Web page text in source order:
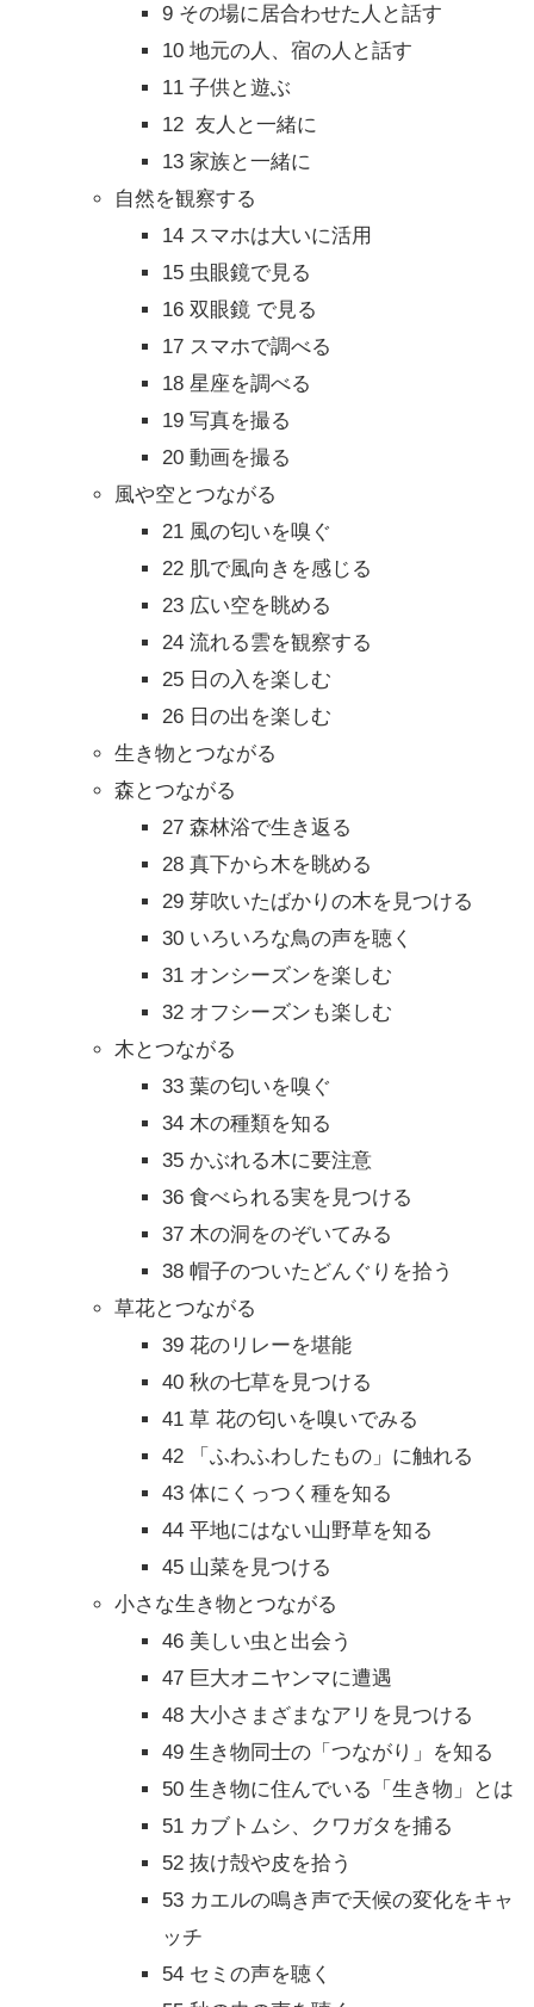
9 その場に居合わせた人と話す
10 地元の人、宿の人と話す
11 子供と遊ぶ
12 友人と一緒に
13 家族と一緒に
自然を観察する
14 スマホは大いに活用
15 虫眼鏡で見る
16 双眼鏡 で見る
17 スマホで調べる
18 星座を調べる
19 写真を撮る
20 動画を撮る
風や空とつながる
21 風の匂いを嗅ぐ
22 肌で風向きを感じる
23 広い空を眺める
24 流れる雲を観察する
25 日の入を楽しむ
26 日の出を楽しむ
生き物とつながる
森とつながる
27 森林浴で生き返る
28 真下から木を眺める
29 芽吹いたばかりの木を見つける
30 いろいろな鳥の声を聴く
31 オンシーズンを楽しむ
32 オフシーズンも楽しむ
木とつながる
33 葉の匂いを嗅ぐ
34 木の種類を知る
35 かぶれる木に要注意
36 食べられる実を見つける
37 木の洞をのぞいてみる
38 帽子のついたどんぐりを拾う
草花とつながる
39 花のリレーを堪能
40 秋の七草を見つける
41 草 花の匂いを嗅いでみる
42 「ふわふわしたもの」に触れる
43 体にくっつく種を知る
44 平地にはない山野草を知る
45 山菜を見つける
小さな生き物とつながる
46 美しい虫と出会う
47 巨大オニヤンマに遭遇
48 大小さまざまなアリを見つける
49 生き物同士の「つながり」を知る
50 生き物に住んでいる「生き物」とは
51 カブトムシ、クワガタを捕る
52 抜け殻や皮を拾う
53 カエルの鳴き声で天候の変化をキャ
ッチ
54 セミの声を聴く